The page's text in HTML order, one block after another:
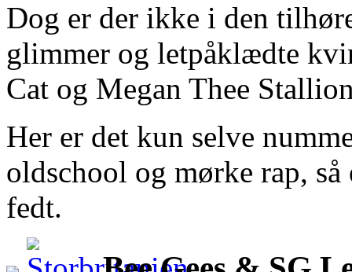
Dog er der ikke i den
glimmer og letpåklædte
Cat og Megan Thee
Her er det kun selve
oldschool og mørke rap, så
fedt.